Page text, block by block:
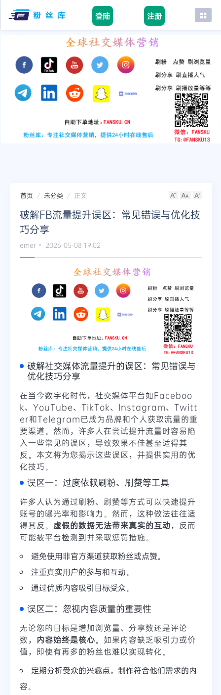
登陆 注册
首页
tiktok
youtube
instagram
首页 未分类 正文
破解FB流量提升误区：常见错误与优化技
巧分享
emer 2026-05-08 19:02
破解社交媒体流量提升的误区：常见错误与
优化技巧分享
在当今数字化时代，社交媒体平台如Faceboo
k、YouTube、TikTok、Instagram、Twitt
er和Telegram已成为品牌和个人获取流量的重
要渠道。然而，许多人在尝试提升流量时容易陷
入一些常见的误区，导致效果不佳甚至适得其
反。本文将为您揭示这些误区，并提供实用的优
化技巧。
误区一：过度依赖刷粉、刷赞等工具
许多人认为通过刷粉、刷赞等方式可以快速提升
账号的曝光率和影响力。然而，这种做法往往适
得其反。 虚假的数据无法带来真实的互动，反而
可能被平台检测到并采取惩罚措施。
避免使用非官方渠道获取粉丝或点赞。
注重真实用户的参与和互动。
通过优质内容吸引目标受众。
误区二：忽视内容质量的重要性
无论您的目标是增加浏览量、分享数还是评论
数， 内容始终是核心。如果内容缺乏吸引力或价
值，即使有再多的粉丝也难以实现转化。
定期分析受众的兴趣点，制作符合他们需求的内
容。